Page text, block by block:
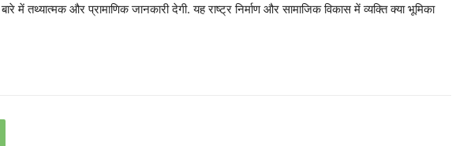
में तथ्यात्मक और प्रामाणिक जानकारी देगी. यह राष्ट्र निर्माण और सामाजिक विकास में व्यक्ति क्या भूमिका